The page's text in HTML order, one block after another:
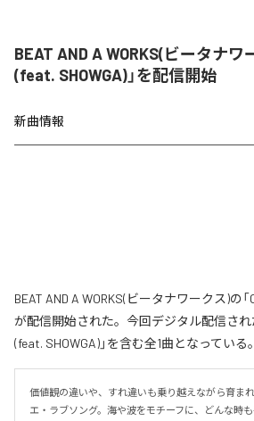
BEAT AND A WORKS(ビータナワ
(feat. SHOWGA)」を配信開始
新曲情報
BEAT AND A WORKS(ビータナワークス)の「
が配信開始された。今回デジタル配信され
(feat. SHOWGA)」を含む全1曲となっている。
価値観の違いや、すれ違いも乗り越えながら育ま
エ・ラブソング。海や波をモチーフに、どんな時